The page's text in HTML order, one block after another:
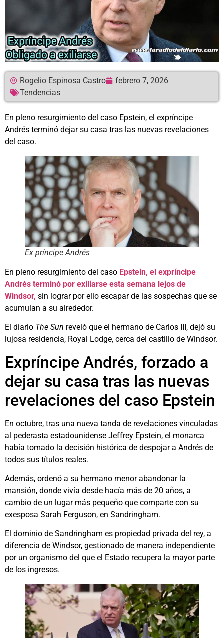
Rogelio Espinosa Castro
febrero 7, 2026
Tendencias
En pleno resurgimiento del caso Epstein, el expríncipe
Andrés terminó dejar su casa tras las nuevas revelaciones
del caso.
Ex príncipe Andrés
En pleno resurgimiento del caso Epstein, el expríncipe
Andrés terminó por exiliarse esta semana lejos de
Windsor, sin lograr por ello escapar de las sospechas que se
acumulan a su alrededor.
El diario The Sun reveló que el hermano de Carlos III, dejó su
lujosa residencia, Royal Lodge, cerca del castillo de Windsor.
Expríncipe Andrés, forzado a
dejar su casa tras las nuevas
revelaciones del caso Epstein
En octubre, tras una nueva tanda de revelaciones vinculadas
al pederasta estadounidense Jeffrey Epstein, el monarca
había tomado la decisión histórica de despojar a Andrés de
todos sus títulos reales.
Además, ordenó a su hermano menor abandonar la
mansión, donde vivía desde hacía más de 20 años, a
cambio de un lugar más pequeño que comparte con su
exesposa Sarah Ferguson, en Sandringham.
El dominio de Sandringham es propiedad privada del rey, a
diferencia de Windsor, gestionado de manera independiente
por un organismo del que el Estado recupera la mayor parte
de los ingresos.